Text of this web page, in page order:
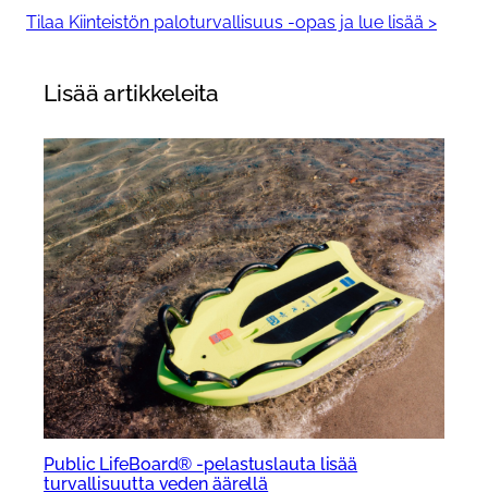
Tilaa Kiinteistön paloturvallisuus -opas ja lue lisää >
Lisää artikkeleita
Public LifeBoard® -pelastuslauta lisää
turvallisuutta veden äärellä